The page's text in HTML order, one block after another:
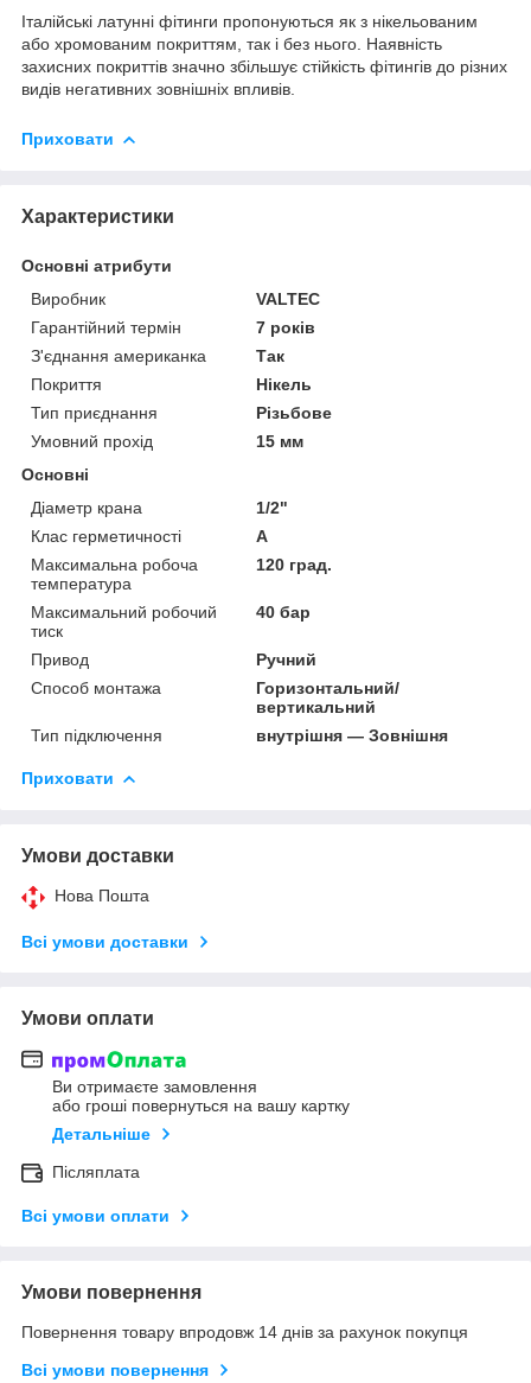
Італійські латунні фітинги пропонуються як з нікельованим
або хромованим покриттям, так і без нього. Наявність
захисних покриттів значно збільшує стійкість фітингів до різних
видів негативних зовнішніх впливів.
Приховати
Характеристики
Основні атрибути
Виробник
VALTEC
Гарантійний термін
7 років
З'єднання американка
Так
Покриття
Нікель
Тип приєднання
Різьбове
Умовний прохід
15 мм
Основні
Діаметр крана
1/2"
Клас герметичності
А
Максимальна робоча
температура
120 град.
Максимальний робочий
тиск
40 бар
Привод
Ручний
Способ монтажа
Горизонтальний/
вертикальний
Тип підключення
внутрішня — Зовнішня
Приховати
Умови доставки
Нова Пошта
Всі умови доставки
Умови оплати
Ви отримаєте замовлення
або гроші повернуться на вашу картку
Детальніше
Післяплата
Всі умови оплати
Умови повернення
Повернення товару впродовж 14 днів за рахунок покупця
Всі умови повернення